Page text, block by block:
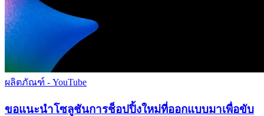
ผลิตภัณฑ์ - YouTube
ขอแนะนำโซลูชันการช็อปปิ้งใหม่ที่ออกแบบมาเพื่อขับ